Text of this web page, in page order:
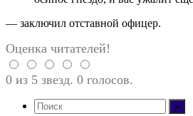
— заключил отставной офицер.
Оценка читателей!
0 из 5 звезд. 0 голосов.